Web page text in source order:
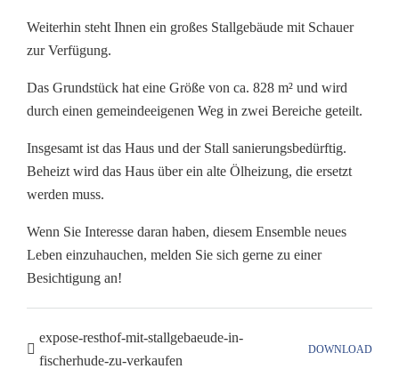
Weiterhin steht Ihnen ein großes Stallgebäude mit Schauer
zur Verfügung.
Das Grundstück hat eine Größe von ca. 828 m² und wird
durch einen gemeindeeigenen Weg in zwei Bereiche geteilt.
Insgesamt ist das Haus und der Stall sanierungsbedürftig.
Beheizt wird das Haus über ein alte Ölheizung, die ersetzt
werden muss.
Wenn Sie Interesse daran haben, diesem Ensemble neues
Leben einzuhauchen, melden Sie sich gerne zu einer
Besichtigung an!
expose-resthof-mit-stallgebaeude-in-
fischerhude-zu-verkaufen
DOWNLOAD